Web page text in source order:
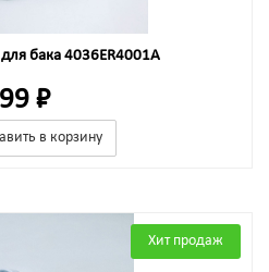
бака 4036ER4001A
99 ₽
в корзину
Хит продаж